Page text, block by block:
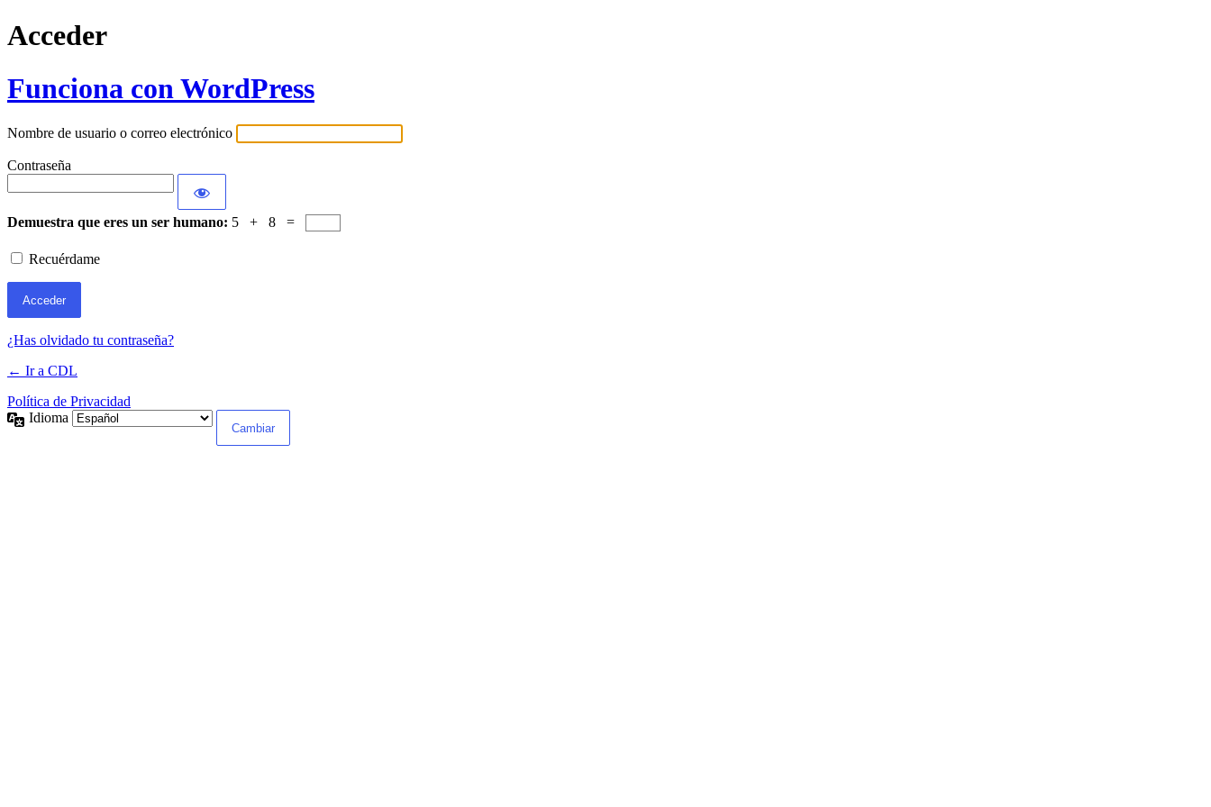
Acceder
Funciona con WordPress
Nombre de usuario o correo electrónico
Contraseña
Demuestra que eres un ser humano: 5 + 8 =
Recuérdame
¿Has olvidado tu contraseña?
← Ir a CDL
Política de Privacidad
Idioma